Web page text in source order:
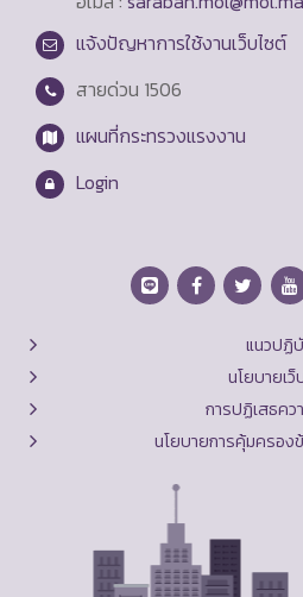
แจ้งปัญหาการใช้งานเว็บไซต์
สายด่วน 1506
แผนที่กระทรวงแรงงาน
Login
แนวปฏิ
นโยบายเว็
การปฏิเสธค
นโยบายการคุ้มครอ